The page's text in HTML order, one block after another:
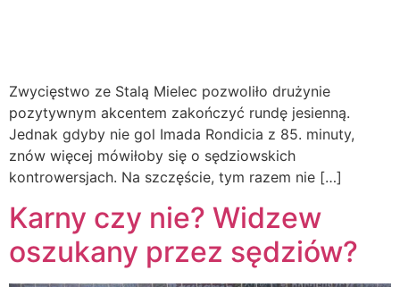
Zwycięstwo ze Stalą Mielec pozwoliło drużynie
pozytywnym akcentem zakończyć rundę jesienną.
Jednak gdyby nie gol Imada Rondicia z 85. minuty,
znów więcej mówiłoby się o sędziowskich
kontrowersjach. Na szczęście, tym razem nie […]
Karny czy nie? Widzew
oszukany przez sędziów?